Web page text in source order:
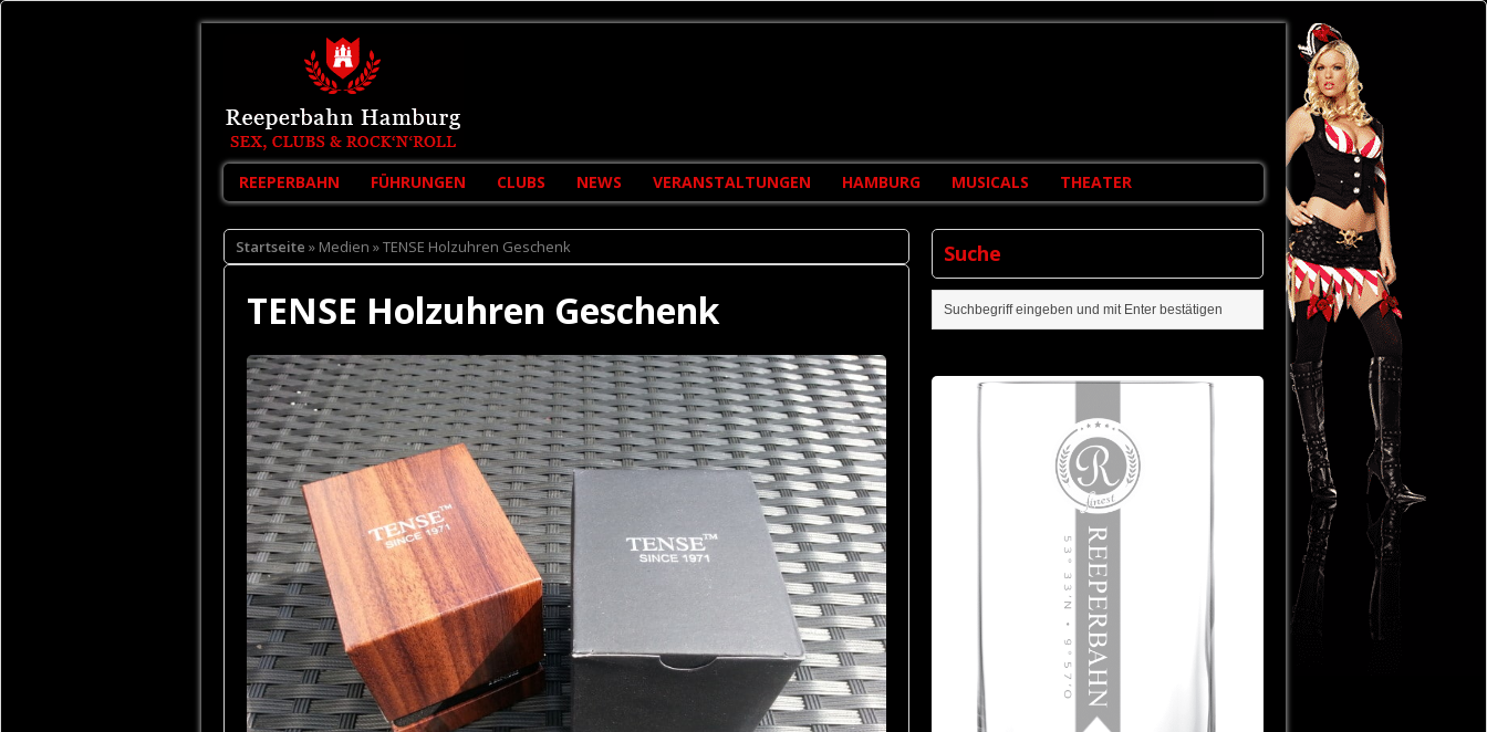
REEPERBAHN FÜHRUNGEN CLUBS NEWS VERANSTALTUNGEN HAMBURG MUSICALS THEATER
Startseite » Medien » TENSE Holzuhren Geschenk
TENSE Holzuhren Geschenk
Suche